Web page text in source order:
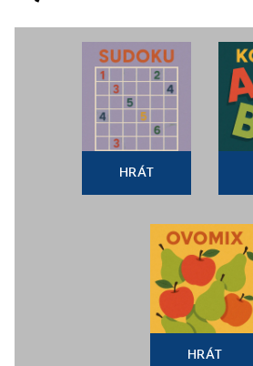
HRÁT
HRÁT